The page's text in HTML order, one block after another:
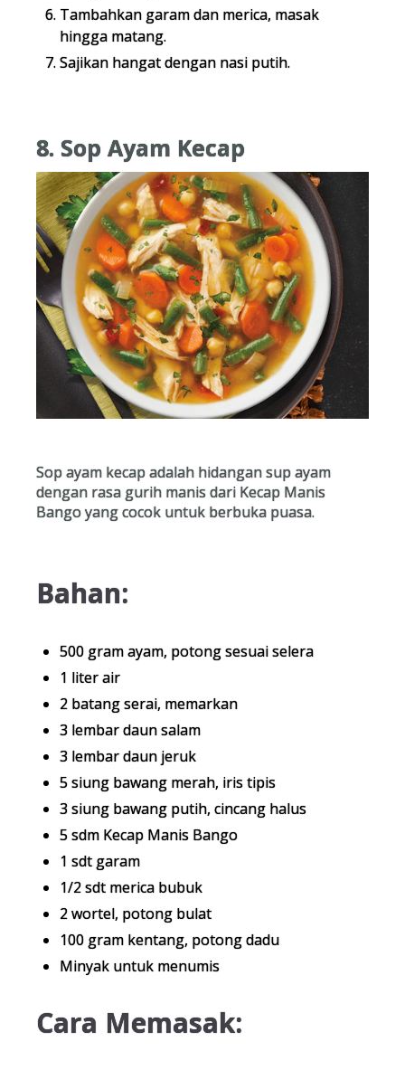
Tambahkan garam dan merica, masak
hingga matang.
Sajikan hangat dengan nasi putih.
8. Sop Ayam Kecap
Sop ayam kecap adalah hidangan sup ayam
dengan rasa gurih manis dari Kecap Manis
Bango yang cocok untuk berbuka puasa.
Bahan:
500 gram ayam, potong sesuai selera
1 liter air
2 batang serai, memarkan
3 lembar daun salam
3 lembar daun jeruk
5 siung bawang merah, iris tipis
3 siung bawang putih, cincang halus
5 sdm Kecap Manis Bango
1 sdt garam
1/2 sdt merica bubuk
2 wortel, potong bulat
100 gram kentang, potong dadu
Minyak untuk menumis
Cara Memasak: